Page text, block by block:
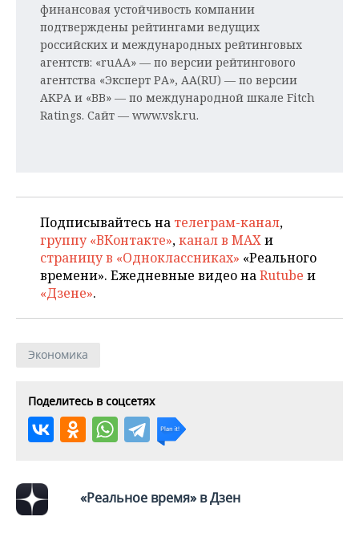
финансовая устойчивость компании
подтверждены рейтингами ведущих
российских и международных рейтинговых
агентств: «ruAA» — по версии рейтингового
агентства «Эксперт РА», АА(RU) — по версии
АКРА и «BB» — по международной шкале Fitch
Ratings. Сайт — www.vsk.ru.
Подписывайтесь на телеграм-канал,
группу «ВКонтакте»,канал в MAXи
страницу в «Одноклассниках» «Реального
времени». Ежедневные видео наRutube и
«Дзене».
Экономика
Поделитесь в соцсетях
«Реальное время» в Дзен